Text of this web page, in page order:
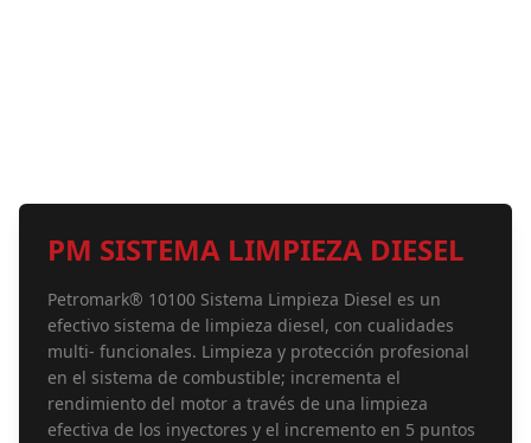
PM SISTEMA LIMPIEZA DIESEL
Petromark® 10100 Sistema Limpieza Diesel es un
efectivo sistema de limpieza diesel, con cualidades
multi- funcionales. Limpieza y protección profesional
en el sistema de combustible; incrementa el
rendimiento del motor a través de una limpieza
efectiva de los inyectores y el incremento en 5 puntos